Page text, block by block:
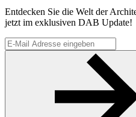
Entdecken Sie die Welt der
jetzt im exklusiven DAB Update!